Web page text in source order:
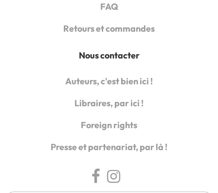
FAQ
Retours et commandes
Nous contacter
Auteurs, c'est bien ici !
Libraires, par ici !
Foreign rights
Presse et partenariat, par là !